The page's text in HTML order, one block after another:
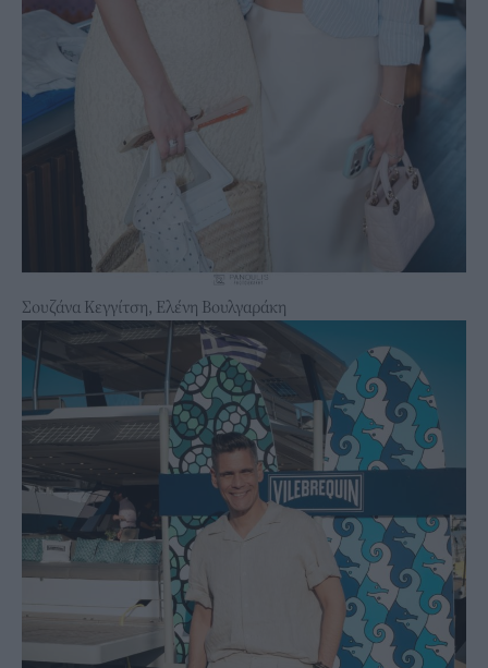
Σουζάνα Κεγγίτση, Ελένη Βουλγαράκη